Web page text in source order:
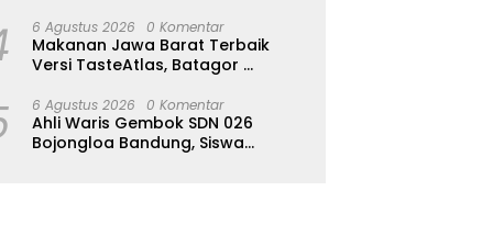
Dijaga
6 Agustus 2026 0 Komentar
Makanan Jawa Barat Terbaik
Versi TasteAtlas, Batagor
6 Agustus 2026 0 Komentar
Ahli Waris Gembok SDN 026
Bojongloa Bandung, Siswa